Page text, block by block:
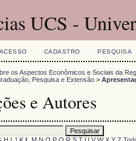
UCS -
ACESSO CADASTRO PESQUISA
os Aspectos Econômicos e Sociais da
Pesquisa e Extensão >
e Autores